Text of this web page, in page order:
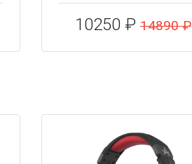
10250 ₽14890 ₽